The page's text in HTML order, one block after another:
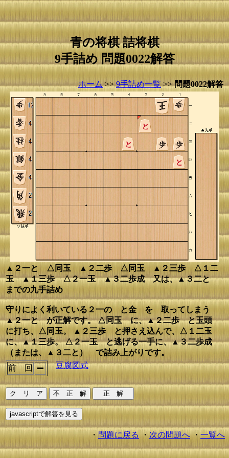
青の将棋 詰将棋
9手詰め 問題0022解答
ホーム>>9手詰め一覧>>問題0022解答
▲２一と △同玉 ▲２二歩 △同玉 ▲２三歩 △１二
玉 ▲１三歩 △２一玉 ▲３二歩成 又は、▲３二と
までの九手詰め
守りによく利いている２一の と金 を 取ってしまう
▲２一と が正解です。 △同玉 に、▲２二歩 と玉頭
に打ち、△同玉。 ▲２三歩 と押さえ込んで、△１二玉
に、▲１三歩。 △２一玉 と逃げる一手に、▲３二歩成
（または、▲３二と） で詰み上がりです。
前 回
豆腐図式
・問題に戻る・次の問題へ・一覧へ